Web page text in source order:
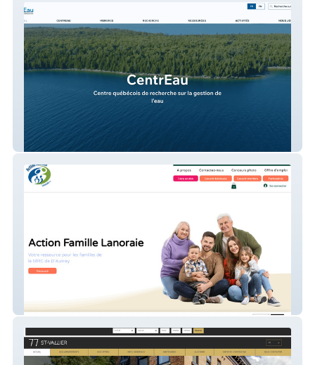
CentrEau
Action Famille Lanoraie